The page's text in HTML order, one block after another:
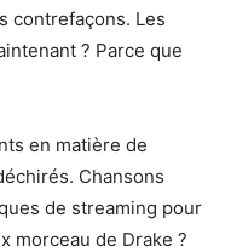
contrefaçons. Les
? Parce que
en matière de
Chansons
de streaming pour
morceau de Drake ?